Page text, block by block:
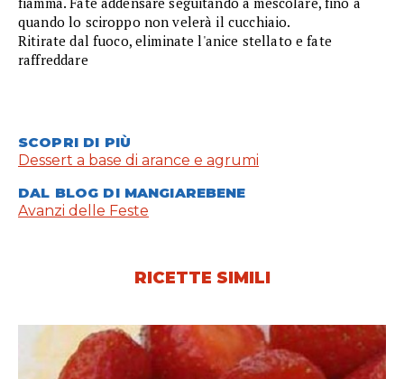
quando lo sciroppo non velerà il cucchiaio.
Ritirate dal fuoco, eliminate l'anice stellato e fate
raffreddare
SCOPRI DI PIÙ
Dessert a base di arance e agrumi
DAL BLOG DI MANGIAREBENE
Avanzi delle Feste
RICETTE SIMILI